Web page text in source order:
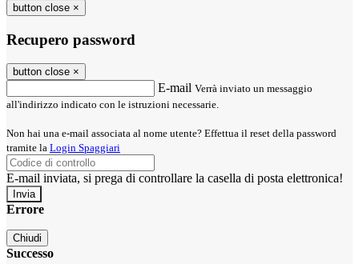
button close ×
Recupero password
button close ×
E-mail Verrà inviato un messaggio
all'indirizzo indicato con le istruzioni necessarie.
Non hai una e-mail associata al nome utente? Effettua il reset della password
tramite la Login Spaggiari
E-mail inviata, si prega di controllare la casella di posta elettronica!
Errore
Chiudi
Successo